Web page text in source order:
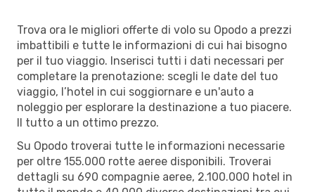
Trova ora le migliori offerte di volo su Opodo a prezzi
imbattibili e tutte le informazioni di cui hai bisogno
per il tuo viaggio. Inserisci tutti i dati necessari per
completare la prenotazione: scegli le date del tuo
viaggio, l’hotel in cui soggiornare e un'auto a
noleggio per esplorare la destinazione a tuo piacere.
Il tutto a un ottimo prezzo.
Su Opodo troverai tutte le informazioni necessarie
per oltre 155.000 rotte aeree disponibili. Troverai
dettagli su 690 compagnie aeree, 2.100.000 hotel in